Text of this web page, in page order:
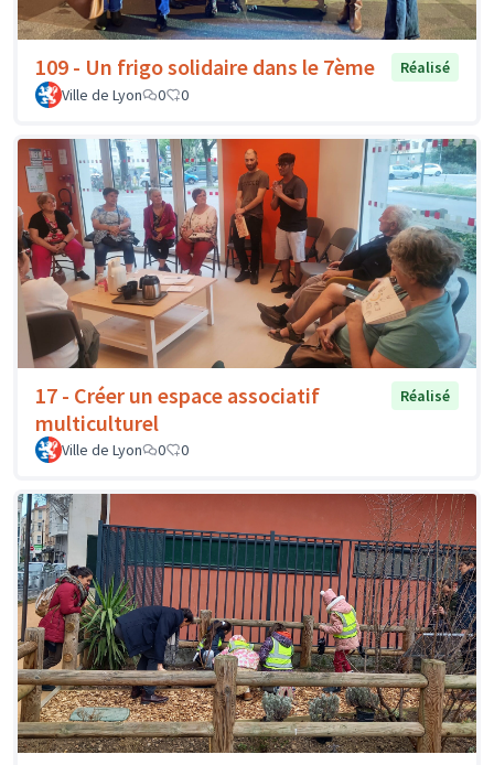
109 - Un frigo solidaire dans le 7ème
Réalisé
Ville de Lyon
0 0
17 - Créer un espace associatif
multiculturel
Réalisé
Ville de Lyon 0 0